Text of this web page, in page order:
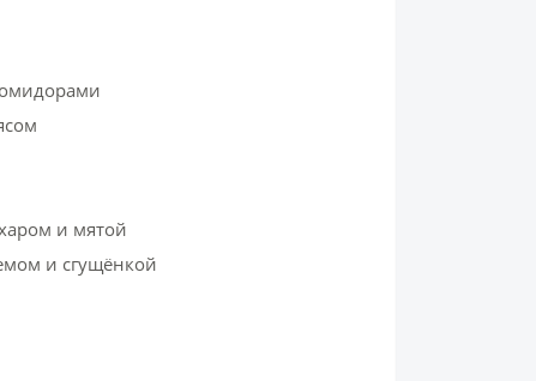
и мятой
и сгущёнкой